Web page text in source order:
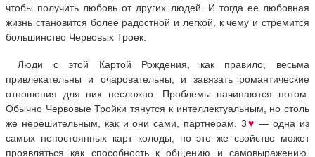
чтобы получить любовь от других людей. И тогда ее любовная
жизнь становится более радостной и легкой, к чему и стремится
большинство Червовых Троек.
Люди с этой Картой Рождения, как правило, весьма
привлекательны и очаровательны, и завязать романтические
отношения для них несложно. Проблемы начинаются потом.
Обычно Червовые Тройки тянутся к интеллектуальным, но столь
же нерешительным, как и они сами, партнерам. 3♥ — одна из
самых непостоянных карт колоды, но это же свойство может
проявляться как способность к общению и самовыражению.